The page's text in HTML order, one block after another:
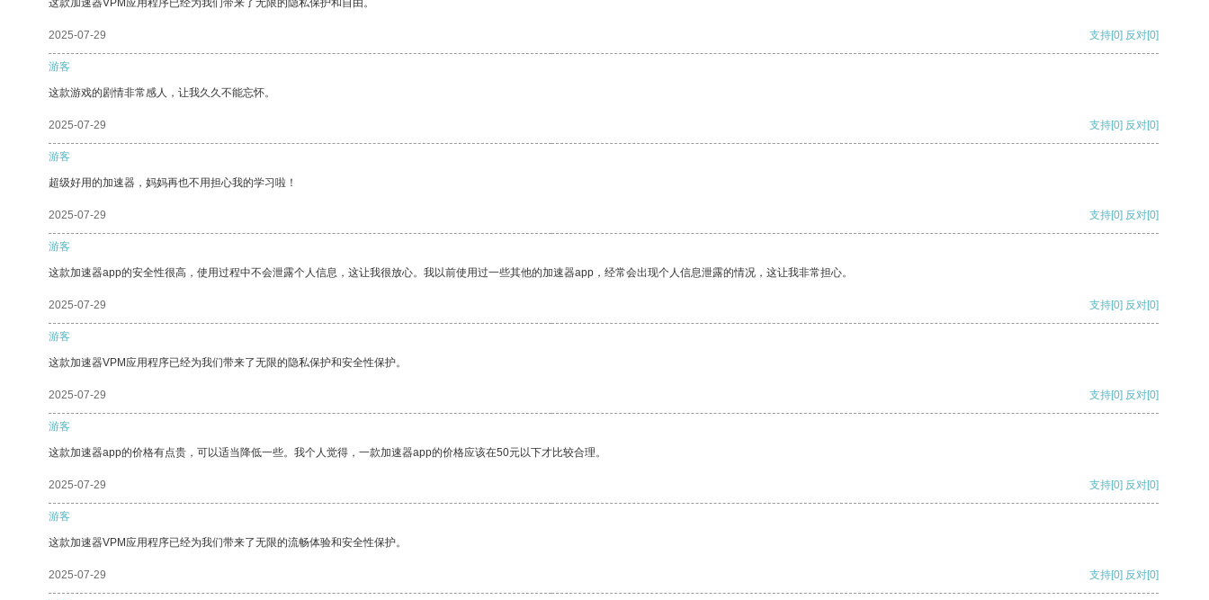
这款加速器VPM应用程序已经为我们带来了无限的隐私保护和自由。
2025-07-29 支持[0] 反对[0]
游客
这款游戏的剧情非常感人，让我久久不能忘怀。
2025-07-29 支持[0] 反对[0]
游客
超级好用的加速器，妈妈再也不用担心我的学习啦！
2025-07-29 支持[0] 反对[0]
游客
这款加速器app的安全性很高，使用过程中不会泄露个人信息，这让我很放心。我以前使用过一些其他的加速器app，经常会出现个人信息泄露的情况，这让我非常担心。
2025-07-29 支持[0] 反对[0]
游客
这款加速器VPM应用程序已经为我们带来了无限的隐私保护和安全性保护。
2025-07-29 支持[0] 反对[0]
游客
这款加速器app的价格有点贵，可以适当降低一些。我个人觉得，一款加速器app的价格应该在50元以下才比较合理。
2025-07-29 支持[0] 反对[0]
游客
这款加速器VPM应用程序已经为我们带来了无限的流畅体验和安全性保护。
2025-07-29 支持[0] 反对[0]